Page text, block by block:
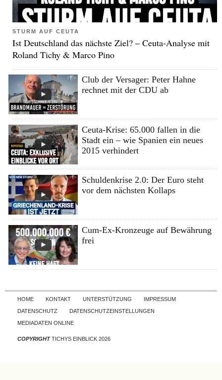
STURM AUF CEUTA
Ist Deutschland das nächste Ziel? – Ceuta-Analyse mit
Roland Tichy & Marco Pino
Club der Versager: Peter Hahne
rechnet mit der CDU ab
Ceuta-Krise: 65.000 fallen in die
Stadt ein – wie Spanien ein neues
2015 verhindert
Schuldenkrise 2.0: Der Euro steht
vor dem nächsten Kollaps
Cum-Ex-Kronzeuge auf Bewährung
frei
Skip to content
HOME KONTAKT UNTERSTÜTZUNG
IMPRESSUM
DATENSCHUTZ
DATENSCHUTZEINSTELLUNGEN
MEDIADATEN ONLINE
COPYRIGHTTICHYS EINBLICK 2026